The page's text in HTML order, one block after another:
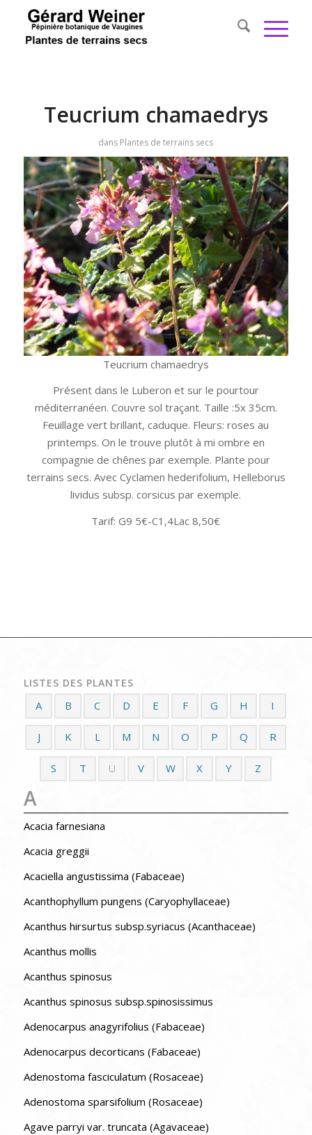
Teucrium chamaedrys
dans Plantes de terrains secs
Teucrium chamaedrys
Présent dans le Luberon et sur le pourtour
méditerranéen. Couvre sol traçant. Taille :5x 35cm.
Feuillage vert brillant, caduque. Fleurs: roses au
printemps. On le trouve plutôt à mi ombre en
compagnie de chênes par exemple. Plante pour
terrains secs. Avec Cyclamen hederifolium, Helleborus
lividus subsp. corsicus par exemple.
Tarif: G9 5€-C1,4Lac 8,50€
LISTES DES PLANTES
A B C D E F G H I
J K L M N O P Q R
S T U V W X Y Z
A
Acacia farnesiana
Acacia greggii
Acaciella angustissima (Fabaceae)
Acanthophyllum pungens (Caryophyllaceae)
Acanthus hirsurtus subsp.syriacus (Acanthaceae)
Acanthus mollis
Acanthus spinosus
Acanthus spinosus subsp.spinosissimus
Adenocarpus anagyrifolius (Fabaceae)
Adenocarpus decorticans (Fabaceae)
Adenostoma fasciculatum (Rosaceae)
Adenostoma sparsifolium (Rosaceae)
Agave parryi var. truncata (Agavaceae)